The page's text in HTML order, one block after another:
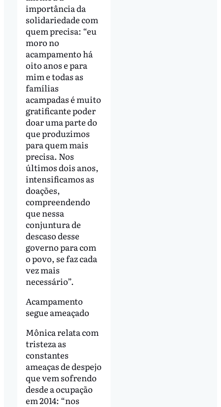
importância da
solidariedade com
quem precisa: “eu
moro no
acampamento há
oito anos e para
mim e todas as
famílias
acampadas é muito
gratificante poder
doar uma parte do
que produzimos
para quem mais
precisa. Nos
últimos dois anos,
intensificamos as
doações,
compreendendo
que nessa
conjuntura de
descaso desse
governo para com
o povo, se faz cada
vez mais
necessário”.
Acampamento
segue ameaçado
Mônica relata com
tristeza as
constantes
ameaças de despejo
que vem sofrendo
desde a ocupação
em 2014: “nos